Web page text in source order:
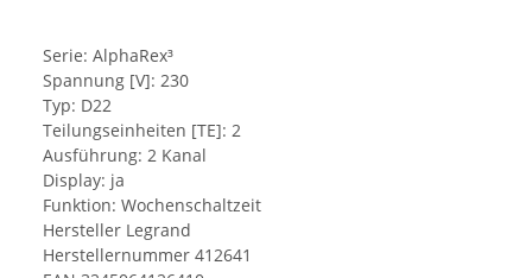
Serie: AlphaRex³
Spannung [V]: 230
Typ: D22
Teilungseinheiten [TE]: 2
Ausführung: 2 Kanal
Display: ja
Funktion: Wochenschaltzeit
Hersteller Legrand
Herstellernummer 412641